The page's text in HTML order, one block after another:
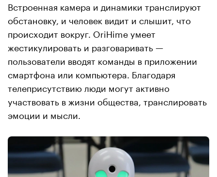
Встроенная камера и динамики транслируют
обстановку, и человек видит и слышит, что
происходит вокруг. OriHime умеет
жестикулировать и разговаривать —
пользователи вводят команды в приложении
смартфона или компьютера. Благодаря
телеприсутствию люди могут активно
участвовать в жизни общества, транслировать
эмоции и мысли.